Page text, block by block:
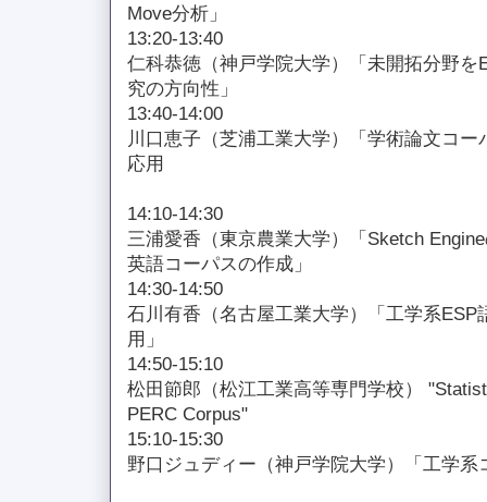
Move分析」
13:20-13:40
仁科恭徳（神戸学院大学）「未開拓分野を
究の方向性」
13:40-14:00
川口恵子（芝浦工業大学）「学術論文コ
応用
14:10-14:30
三浦愛香（東京農業大学）「Sketch
英語コーパスの作成」
14:30-14:50
石川有香（名古屋工業大学）「工学系ESP
用」
14:50-15:10
松田節郎（松江工業高等専門学校）
PERC Corpus"
15:10-15:30
野口ジュディー（神戸学院大学）「工学系